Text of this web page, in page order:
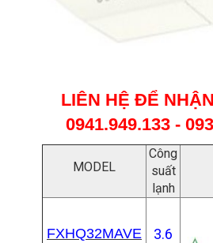
LIÊN HỆ ĐỂ
0941.949.133 -
MODEL
Công
suất
lạnh
FXHQ32MAVE 3.6